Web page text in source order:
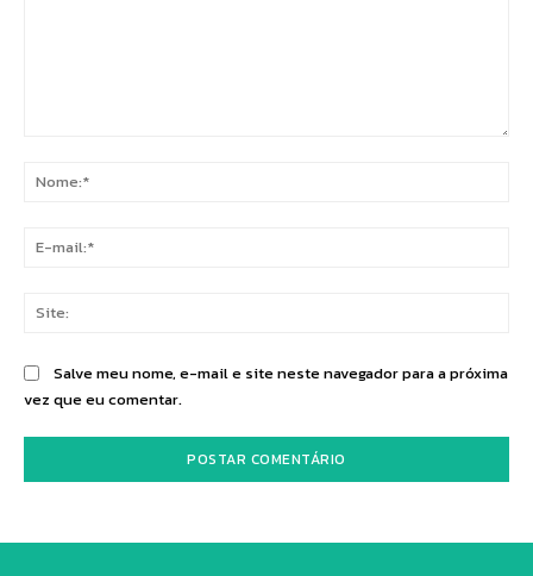
Salve meu nome, e-mail e site neste navegador para a próxima
vez que eu comentar.